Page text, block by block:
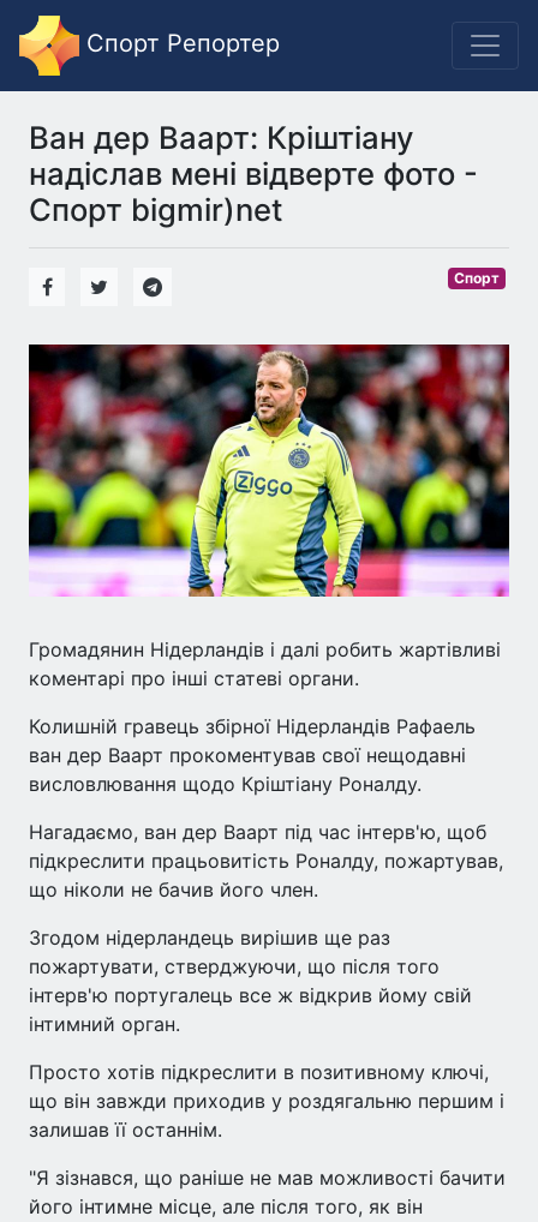
Спорт Репортер
Ван дер Ваарт: Кріштіану
надіслав мені відверте фото -
Спорт bigmir)net
Спорт
Громадянин Нідерландів і далі робить жартівливі
коментарі про інші статеві органи.
Колишній гравець збірної Нідерландів Рафаель
ван дер Ваарт прокоментував свої нещодавні
висловлювання щодо Кріштіану Роналду.
Нагадаємо, ван дер Ваарт під час інтерв'ю, щоб
підкреслити працьовитість Роналду, пожартував,
що ніколи не бачив його член.
Згодом нідерландець вирішив ще раз
пожартувати, стверджуючи, що після того
інтерв'ю португалець все ж відкрив йому свій
інтимний орган.
Просто хотів підкреслити в позитивному ключі,
що він завжди приходив у роздягальню першим і
залишав її останнім.
"Я зізнався, що раніше не мав можливості бачити
його інтимне місце, але після того, як він